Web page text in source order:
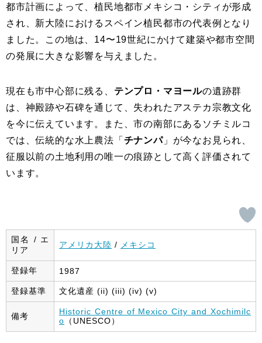
都市計画によって、植民地都市メキシコ・シティが形成
され、新大陸におけるスペイン植民都市の代表例となり
ました。この地は、14〜19世紀にかけて建築や都市空間
の発展に大きな影響を与えました。
現在も市中心部に残る、 テンプロ・マヨールの遺跡群
は、神殿跡や石碑を通じて、失われたアステカ宗教文化
を今に伝えています。また、市の南部にあるソチミルコ
では、伝統的な水上農法「 チナンパ」が今なお見られ、
征服以前の土地利用の唯一の痕跡として高く評価されて
います。
国名 / エ
リア
アメリカ大陸 / メキシコ
登録年 1987
登録基準 文化遺産 (ii) (iii) (iv) (v)
備考
Historic Centre of Mexico City and Xochimilc
o （UNESCO）